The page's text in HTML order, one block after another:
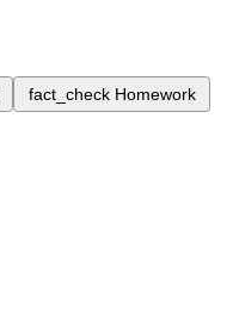
fact_check Homework